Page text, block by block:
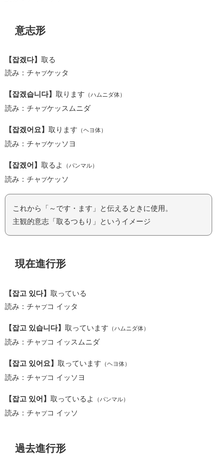
意志形
【잡겠다】 取る
読み：チャ プケッタ
【잡겠습니다】 取ります （ハムニダ体）
読み：チャ プケッスムニダ
【잡겠어요】 取ります （ヘヨ体）
読み：チャ プケッソヨ
【잡겠어】 取るよ （パンマル）
読み：チャ プケッソ
これから「～です・ます」と伝えるときに使用。
主観的意志「取るつもり」というイメージ
現在進行形
【잡고 있다】 取っている
読み：チャ プコ イッタ
【잡고 있습니다】 取っています （ハムニダ体）
読み：チャ プコ イッスムニダ
【잡고 있어요】 取っています （ヘヨ体）
読み：チャ プコ イッソヨ
【잡고 있어】 取っているよ （パンマル）
読み：チャ プコ イッソ
過去進行形